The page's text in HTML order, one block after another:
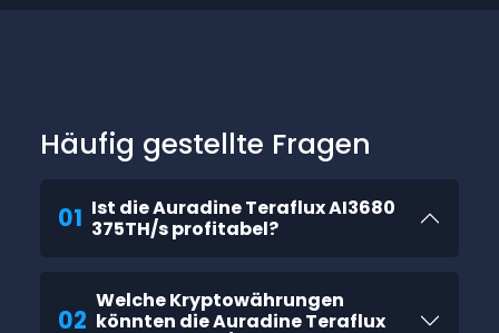
Häufig gestellte Fragen
01 Ist die Auradine Teraflux AI3680
375TH/s profitabel?
02
Welche Kryptowährungen
könnten die Auradine Teraflux